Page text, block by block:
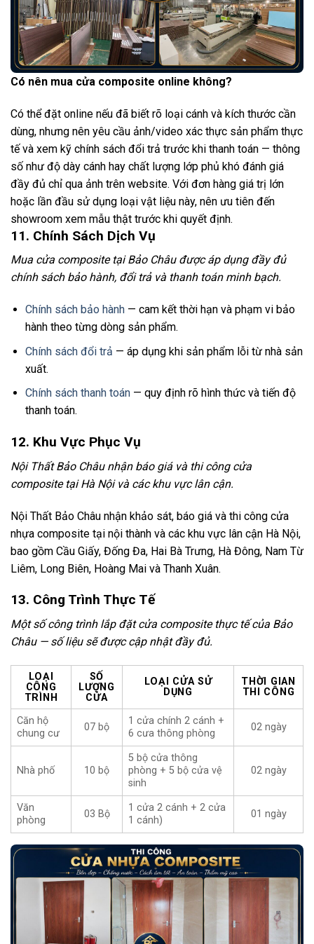
Có nên mua cửa composite online không?
Có thể đặt online nếu đã biết rõ loại cánh và kích thước cần
dùng, nhưng nên yêu cầu ảnh/video xác thực sản phẩm thực
tế và xem kỹ chính sách đổi trả trước khi thanh toán — thông
số như độ dày cánh hay chất lượng lớp phủ khó đánh giá
đầy đủ chỉ qua ảnh trên website. Với đơn hàng giá trị lớn
hoặc lần đầu sử dụng loại vật liệu này, nên ưu tiên đến
showroom xem mẫu thật trước khi quyết định.
11. Chính Sách Dịch Vụ
Mua cửa composite tại Bảo Châu được áp dụng đầy đủ
chính sách bảo hành, đổi trả và thanh toán minh bạch.
Chính sách bảo hành— cam kết thời hạn và phạm vi bảo
hành theo từng dòng sản phẩm.
Chính sách đổi trả — áp dụng khi sản phẩm lỗi từ nhà sản
xuất.
Chính sách thanh toán— quy định rõ hình thức và tiến độ
thanh toán.
12. Khu Vực Phục Vụ
Nội Thất Bảo Châu nhận báo giá và thi công cửa
composite tại Hà Nội và các khu vực lân cận.
Nội Thất Bảo Châu nhận khảo sát, báo giá và thi công cửa
nhựa composite tại nội thành và các khu vực lân cận Hà Nội,
bao gồm Cầu Giấy, Đống Đa, Hai Bà Trưng, Hà Đông, Nam Từ
Liêm, Long Biên, Hoàng Mai và Thanh Xuân.
13. Công Trình Thực Tế
Một số công trình lắp đặt cửa composite thực tế của Bảo
Châu — số liệu sẽ được cập nhật đầy đủ.
LOẠI
CÔNG
TRÌNH
SỐ
LƯỢNG
CỬA
LOẠI CỬA SỬ
DỤNG
THỜI GIAN
THI CÔNG
Căn hộ
chung cư
07 bộ
1 cửa chính 2 cánh +
6 cưa thông phòng
02 ngày
Nhà phố 10 bộ
5 bộ cửa thông
phòng + 5 bộ cửa vệ
sinh
02 ngày
Văn
phòng
03 Bộ
1 cửa 2 cánh + 2 cửa
1 cánh)
01 ngày